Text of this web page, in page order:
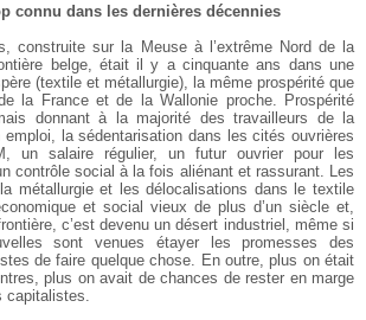
connu dans les dernières décennies
construite sur la Meuse à l’extrême Nord de la
belge, était il y a cinquante ans dans une
(textile et métallurgie), la même prospérité que
la France et de la Wallonie proche. Prospérité
donnant à la majorité des travailleurs de la
emploi, la sédentarisation dans les cités ouvrières
un salaire régulier, un futur ouvrier pour les
contrôle social à la fois aliénant et rassurant. Les
métallurgie et les délocalisations dans le textile
et social vieux de plus d’un siècle et,
c’est devenu un désert industriel, même si
sont venues étayer les promesses des
de faire quelque chose. En outre, plus on était
plus on avait de chances de rester en marge
capitalistes.